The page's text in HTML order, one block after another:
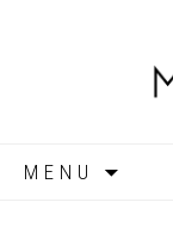
MENU